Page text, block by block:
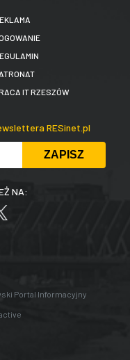
IT RZESZÓW
RESinet.pl
NA:
Portal Informacyjny